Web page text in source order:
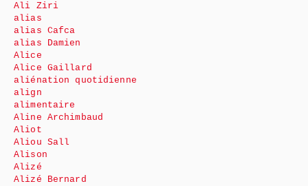
Ali Ziri
alias
alias Cafca
alias Damien
Alice
Alice Gaillard
aliénation quotidienne
align
alimentaire
Aline Archimbaud
Aliot
Aliou Sall
Alison
Alizé
Alizé Bernard